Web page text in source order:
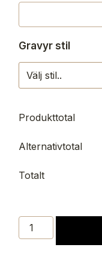
Gravyr stil
Produkttotal
Alternativtotal
Totalt
Solitärring
Alba